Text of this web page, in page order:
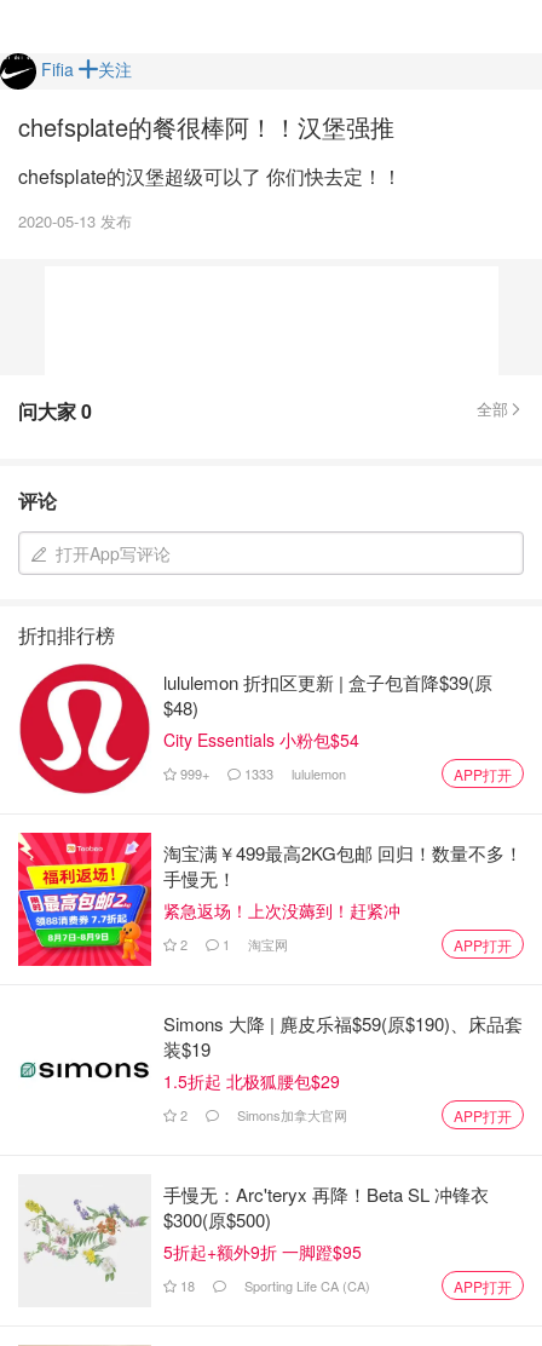
Fifia 关注
chefsplate的餐很棒阿！！汉堡强推
chefsplate的汉堡超级可以了 你们快去定！！
2020-05-13 发布
问大家0 全部
评论
打开App写评论
折扣排行榜
lululemon 折扣区更新 | 盒子包首降$39(原
$48)
City Essentials 小粉包$54
999+ 1333 lululemon APP打开
淘宝满￥499最高2KG包邮 回归！数量不多！
手慢无！
紧急返场！上次没薅到！赶紧冲
2 1 淘宝网 APP打开
Simons 大降 | 麂皮乐福$59(原$190)、床品套
装$19
1.5折起 北极狐腰包$29
2 Simons加拿大官网 APP打开
手慢无：Arc'teryx 再降！Beta SL 冲锋衣
$300(原$500)
5折起+额外9折 一脚蹬$95
18 Sporting Life CA (CA) APP打开